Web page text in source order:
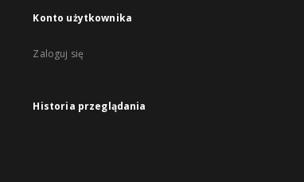
Konto użytkownika
Zaloguj się
Historia przeglądania